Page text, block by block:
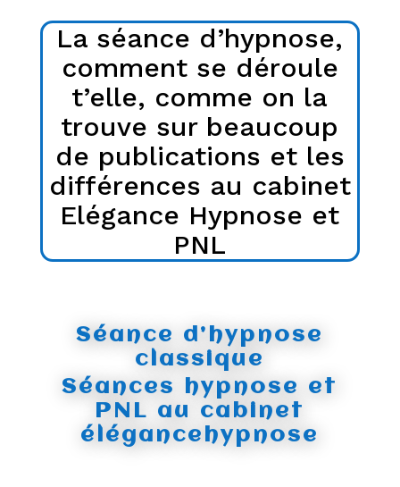
La séance d’hypnose,
comment se déroule
t’elle, comme on la
trouve sur beaucoup
de publications et les
différences au cabinet
Elégance Hypnose et
PNL
Séance d’hypnose
classique
Séances hypnose et
PNL au cabinet
élégancehypnose